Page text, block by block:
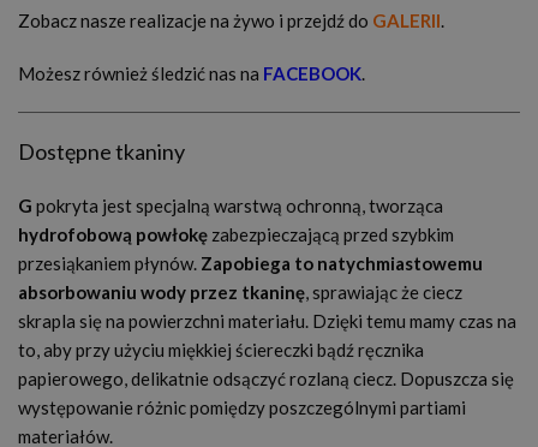
Zobacz nasze realizacje na żywo i przejdź do GALERII.
Możesz również śledzić nas na FACEBOOK.
Dostępne tkaniny
G pokryta jest specjalną warstwą ochronną, tworząca
hydrofobową powłokę zabezpieczającą przed szybkim
przesiąkaniem płynów. Zapobiega to natychmiastowemu
absorbowaniu wody przez tkaninę, sprawiając że ciecz
skrapla się na powierzchni materiału. Dzięki temu mamy czas na
to, aby przy użyciu miękkiej ściereczki bądź ręcznika
papierowego, delikatnie odsączyć rozlaną ciecz. Dopuszcza się
występowanie różnic pomiędzy poszczególnymi partiami
materiałów.